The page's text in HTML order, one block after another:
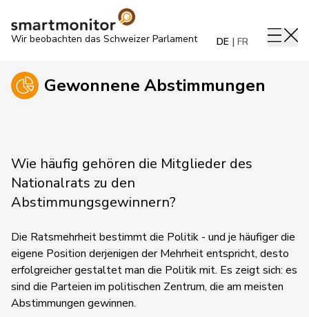
Wir beobachten das Schweizer Parlament DE FR
Gewonnene Abstimmungen
Wie häufig gehören die Mitglieder des
Nationalrats zu den
Abstimmungsgewinnern?
Die Ratsmehrheit bestimmt die Politik - und je häufiger die
eigene Position derjenigen der Mehrheit entspricht, desto
erfolgreicher gestaltet man die Politik mit. Es zeigt sich: es
sind die Parteien im politischen Zentrum, die am meisten
Abstimmungen gewinnen.